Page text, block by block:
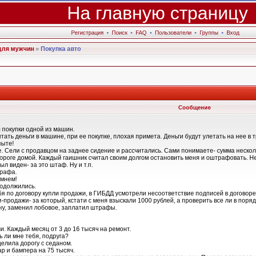
На главную страницу
Регистрация • Поиск • FAQ • Пользователи • Группы • Вход
мужчин»Покупка авто
Сообщение
покупки одной из машин.
деньги в машине, при ее покупке, плохая примета. Деньги будут улетать на нее в
Сели с продавцом на заднее сидение и рассчитались. Сами понимаете- сумма
домой. Каждый гаишник считал своим долгом остановить меня и
виден- за это штаф. Ну и т.п.
договору купли продажи, в ГИБДД усмотрели несоответствие подписей в
за который, кстати с меня взыскали 1000 рублей, а проверить все ли в
заменил лобовое, заплатил штрафы.
Каждый месяц от 3 до 16 тысяч на ремонт.
ли мне тебя, подруга?
дорогу с седаном.
и бампера на 75 тысяч.